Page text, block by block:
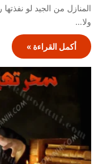
المنازل من الجيد لو
ولا…
أكمل القراءة »